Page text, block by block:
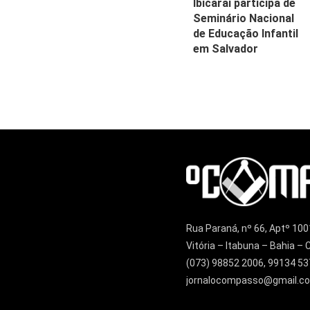
Ibicaraí participa de
Seminário Nacional
de Educação Infantil
em Salvador
Rua Paraná, nº 66, Aptº
Vitória – Itabuna – Bahia –
(073) 98852 2006, 99134